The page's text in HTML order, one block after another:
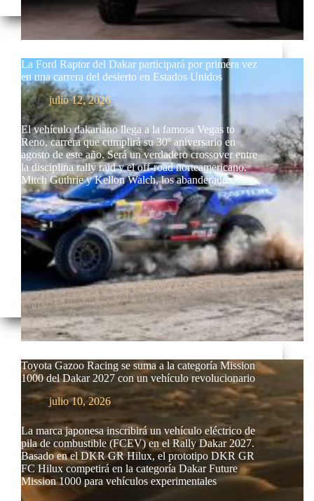
La Ford Raptor del Dakar participará por primera vez
en una carrera del desierto en Estados Unidos
julio 12, 2026
El vehículo dakariano llega a la famosa Vegas to
Reno, carrera que cumplirá su 30º aniversario en
agosto de este año. Será un verdadero crossover entre
la disciplina rally raid y el off-road norteamericano.
Mitch Guthrie y Kellon Walch, los abanderados.
Toyota Gazoo Racing se suma a la categoría Mission
1000 del Dakar 2027 con un vehículo revolucionario
julio 10, 2026
La marca japonesa inscribirá un vehículo eléctrico de
pila de combustible (FCEV) en el Rally Dakar 2027.
Basado en el DKR GR Hilux, el prototipo DKR GR
FC Hilux competirá en la categoría Dakar Future
Mission 1000 para vehículos experimentales